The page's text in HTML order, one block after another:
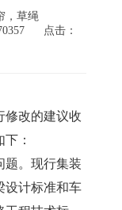
，草绳
点击：
修改的建议收
：
。现行集装
设计标准和车